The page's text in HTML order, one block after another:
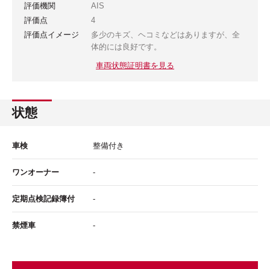
評価機関
AIS
評価点
4
評価点イメージ
多少のキズ、ヘコミなどはありますが、全
体的には良好です。
車両状態証明書を見る
状態
車検 整備付き
ワンオーナー -
定期点検記録簿付 -
禁煙車 -